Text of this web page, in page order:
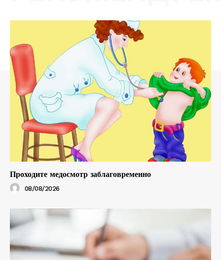
Проходите медосмотр заблаговременно
08/08/2026